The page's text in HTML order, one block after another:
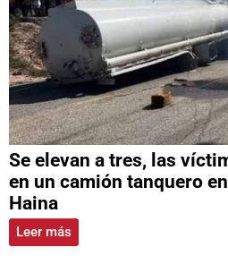
Se elevan a tres, las
en un camión tanquero
Haina
Leer más